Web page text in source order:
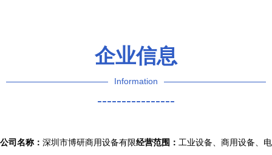
企业信息
Information
----------------
公司名称： 深圳市博研商用设备有限经营范围： 工业设备、商用设备、电